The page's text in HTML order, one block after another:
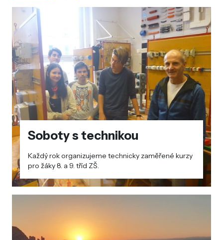
Soboty s technikou
Každý rok organizujeme technicky zaměřené kurzy
pro žáky 8. a 9. tříd ZŠ.